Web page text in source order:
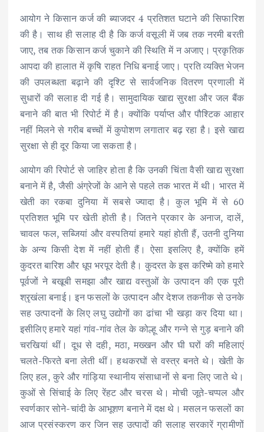
आयोग ने किसान कर्ज की ब्याजदर 4 प्रतिशत घटाने की सिफारिश
की है। साथ ही सलाह दी है कि कर्ज वसूली में जब तक नरमी बरती
जाए, तब तक किसान कर्ज चुकाने की स्थिति में न अजाए। प्रकृतिक
आपदा की हालात में कृषि राहत निधि बनाई जाए। प्रति व्यक्ति भेजन
की उपलब्धता बढ़ाने की दृश्टि से सार्वजनिक वितरण प्रणाली में
सुधारों की सलाह दी गई है। सामुदायिक खाद्य सुरक्षा और जल बैंक
बनाने की बात भी रिपोर्ट में है। क्योंकि पर्याप्त और पौश्टिक आहार
नहीं मिलने से गरीब बच्चों में कुपोशण लगातार बढ़ रहा है। इसे खाद्य
सुरक्षा से ही दूर किया जा सकता है।
आयोग की रिपोर्ट से जाहिर होता है कि उनकी चिंता वैसी खाद्य सुरक्षा
बनाने में है, जैसी अंग्रेजों के आने से पहले तक भारत में थी। भारत में
खेती का रकबा दुनिया में सबसे ज्यादा है। कुल भूमि में से 60
प्रतिशत भूमि पर खेती होती है। जितने प्रकार के अनाज, दालें,
चावल फल, सब्जियां और वस्पतियां हमारे यहां होती हैं, उतनी दुनिया
के अन्य किसी देश में नहीं होती हैं। ऐसा इसलिए है, क्योंकि हमें
कुदरत बारिश और धूप भरपूर देती है। कुदरत के इस करिष्मे को हमारे
पूर्वजों ने बखूबी समझा और खाद्य वस्तुओं के उत्पादन की एक पूरी
श्रृखंला बनाई। इन फसलों के उत्पादन और देशज तकनीक से उनके
सह उत्पादनों के लिए लघु उद्योगों का ढांचा भी खड़ा कर दिया था।
इसीलिए हमारे यहां गांव-गांव तेल के कोल्हू और गन्ने से गुड़ बनाने की
चरखियां थीं। दूध से दही, मठा, मख्खन और घी घरों की महिलाएं
चलते-फिरते बना लेती थीं। हथकरघों से वस्त्र बनते थे। खेती के
लिए हल, कुरे और गांड़िया स्थानीय संसाधानों से बना लिए जाते थे।
कुओं से सिंचाई के लिए रेंहट और चरस थे। मोची जूते-चप्पल और
स्वर्णकार सोने-चांदी के आभूशण बनाने में दक्ष थे। मसलन फसलों का
आज प्रसंस्करण कर जिन सह उत्पादों की सलाह सरकारें ग्रामीणों